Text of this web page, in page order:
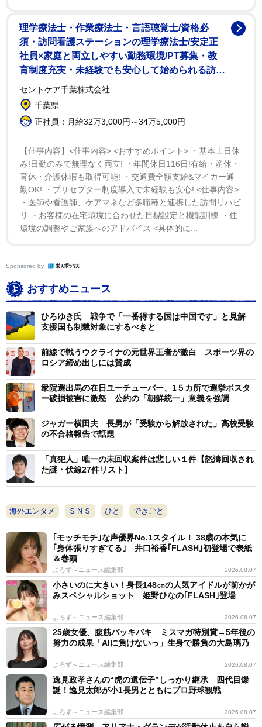
理学療法士・作業療法士・言語聴覚士/資格必
須・訪問看護ステーションの理学療法士/安定正
社員×家庭と両立しやすい勤務環境/PT募集・教
育制度充実・未経験でも安心して始められる訪問
リハ 在宅リハで“その人らしい暮らし”を支える
仕事です
セントケア千葉株式会社
千葉県
正社員：月給32万3,000円～34万5,000円
【仕事内容】<仕事内容> <おすすめポイント> ・基本土日休
み!日勤のみで無理なく両立! ・年間休日116日!有給・産休・
育休・介護休暇も取得可能! ・交通費全額支給&マイカー通
勤OK! ・プリセプター制度導入で未経験も安心! <仕事内容>
・医師や看護師、ケアマネなど多職種と連携した訪問リハビ
リ ・お客様の在宅環境に合わせた目標設定と機能訓練 ・住
環境の調整やご家族へのアドバイス <具体的に...
Sponsored by
おすすめニュース
ひろゆき氏 戦争で「一番得する国は中国です」と見解
支援国も制裁対象にするべきと
前線で戦うウクライナの元世界王者が激白 スポーツ界の
ロシア締め出しには賛成
衆院選出馬の在日ユーチューバー、1５カ所で選挙ポスタ
ー破損被害に激怒 公約の「朝鮮統一」意義を強調
ジャガー横田夫 長男が「受験から解放された」高校受験
の不合格報告で話題
「真犯人」唯一の未回収案件は悲しい１件【怒濤回収され
た謎・伏線27件リスト】
海外エンタメ ＳＮＳ ひと できごと
｢モッチモチ｣な声優界No.1スタイル！ 38歳の本気に
｢身体張りすぎてる｣ 井口裕香｢FLASH｣初登場で表紙
＆巻頭
よろず～ニュース編集部 2026.08.07
小さいのに大きい！身長148㎝の人気アイドルが前かが
みスペシャルショット 姫野ひなの｢FLASH｣登場
よろず～ニュース編集部 2026.08.07
25歳女優、腹筋バッキバキ ミスマガ特別賞→5年後の
努力の成果「AIに負けないっ」生身で勝負の大島璃乃
よろず～ニュース編集部 2026.08.07
逸見政孝さんの“虎の遺伝子”しっかり継承 四代目爆
誕！逸見太郎が小1長男とともにプロ野球観戦
よろず～ニュース編集部 2026.08.07